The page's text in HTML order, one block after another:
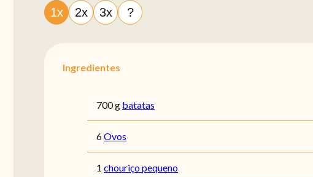
1x 2x 3x ?
Ingredientes
700 g batatas
6Ovos
1 chouriço pequeno